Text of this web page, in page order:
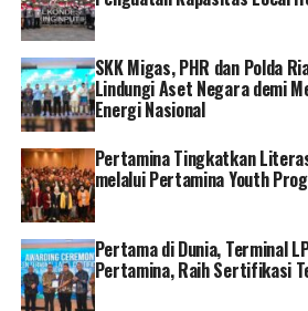
agar masyarakat nyaman dalam
pada libur Idul Adha 1.444 H,” jelas
PLN juga menerjunkan 82 Ribu
bersiaga 24 jam menjaga keandalan
seluruh Indonesia. Para personel
peralatan dan armada pendukung,
genset, 560 unit UPS
925 UGB (Unit Gardu Bergerak), 16
crane, 3.300 mobil, 3.400 motor,
PLN juga hadir di setiap titik
SKK Migas, PHR dan Polda
Lindungi Aset Negara demi
Energi Nasional
Pertamina Tingkatkan
melalui Pertamina Youth
Pertama di Dunia, Terminal
Pertamina, Raih Sertifikasi